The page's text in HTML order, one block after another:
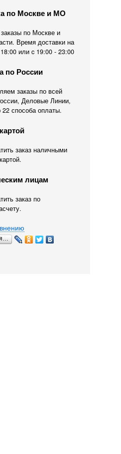
по Москве и МО
по Москве и
Время доставки на
или c 19:00 - 23:00
по России
заказы по всей
Деловые Линии,
способа оплаты.
заказ наличными
лицам
заказ по